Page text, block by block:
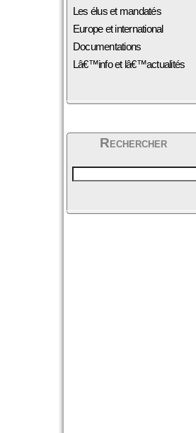
Les élus et mandatés
Europe et international
Documentations
Lâ€™info et lâ€™actualités
Rechercher